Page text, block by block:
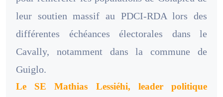
leur soutien massif au PDCI-RDA lors des
différentes échéances électorales dans le
Cavally, notamment dans la commune de
Guiglo.
Le SE Mathias Lessiéhi, leader politique